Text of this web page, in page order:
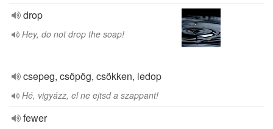
drop
Hey, do not drop the soap!
csepeg, csöpög, csökken, ledop
Hé, vigyázz, el ne ejtsd a szappant!
fewer